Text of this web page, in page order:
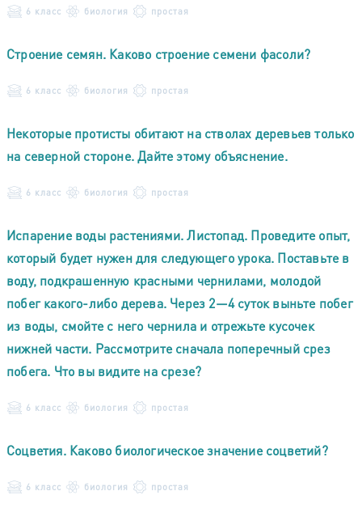
6 класс биология простая
Строение семян. Каково строение семени фасоли?
6 класс биология простая
Некоторые протисты обитают на стволах деревьев только
на северной стороне. Дайте этому объяснение.
6 класс биология простая
Испарение воды растениями. Листопад. Проведите опыт,
который будет нужен для следующего урока. Поставьте в
воду, подкрашенную красными чернилами, молодой
побег какого-либо дерева. Через 2—4 суток выньте побег
из воды, смойте с него чернила и отрежьте кусочек
нижней части. Рассмотрите сначала поперечный срез
побега. Что вы видите на срезе?
6 класс биология простая
Соцветия. Каково биологическое значение соцветий?
6 класс биология простая